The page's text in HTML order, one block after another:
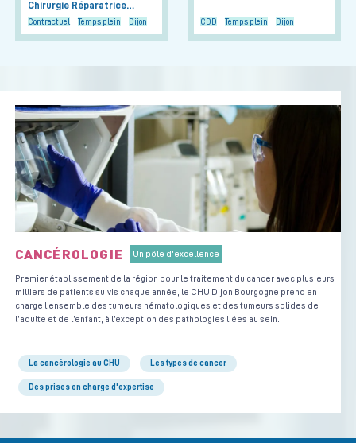
Chirurgie Réparatrice…
Contractuel Temps plein Dijon CDD Temps plein Dijon
CANCÉROLOGIE Un pôle d'excellence
Premier établissement de la région pour le traitement du cancer avec plusieurs
milliers de patients suivis chaque année, le CHU Dijon Bourgogne prend en
charge l’ensemble des tumeurs hématologiques et des tumeurs solides de
l’adulte et de l’enfant, à l’exception des pathologies liées au sein.
La cancérologie au CHU Les types de cancer
Des prises en charge d'expertise